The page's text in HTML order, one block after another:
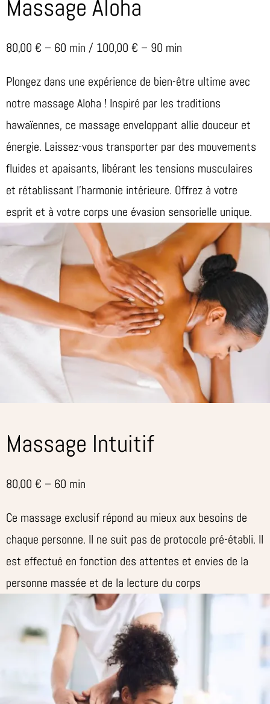
Massage Aloha
80,00 € – 60 min / 100,00 € – 90 min
Plongez dans une expérience de bien-être ultime avec
notre massage Aloha ! Inspiré par les traditions
hawaïennes, ce massage enveloppant allie douceur et
énergie. Laissez-vous transporter par des mouvements
fluides et apaisants, libérant les tensions musculaires
et rétablissant l’harmonie intérieure. Offrez à votre
esprit et à votre corps une évasion sensorielle unique.
Massage Intuitif
80,00 € – 60 min
Ce massage exclusif répond au mieux aux besoins de
chaque personne. Il ne suit pas de protocole pré-établi. Il
est effectué en fonction des attentes et envies de la
personne massée et de la lecture du corps